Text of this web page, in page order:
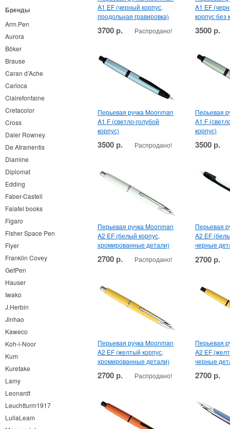
Бренды
Arm.Pen
Aurora
Böker
Brause
Caran d’Ache
Carioca
Clairefontaine
Cretacolor
Cross
Daler Rowney
De Atramentis
Diamine
Diplomat
Edding
Faber-Castell
Falafel books
Figaro
Fisher Space Pen
Flyer
Franklin Covey
GetPen
Hauser
Iwako
J.Herbin
Jinhao
Kaweco
Koh-i-Noor
Kum
Kuretake
Lamy
Leonardt
Leuchtturm1917
LullaLeam
A1 EF (черный корпус,
продольная гравировка)
3700 р. Распродано!
A1 EF
корпус без
3500 р.
Перьевая ручка Moonman
A1 F (светло-голубой
корпус)
3500 р. Распродано!
Перьевая
A1 F
корпус)
3500 р.
Перьевая ручка Moonman
A2 EF (белый корпус,
хромированные детали)
2700 р. Распродано!
Перьевая
A2 EF
черные
2700 р.
Перьевая ручка Moonman
A2 EF (желтый корпус,
хромированные детали)
2700 р. Распродано!
Перьевая
A2 EF
черные
2700 р.